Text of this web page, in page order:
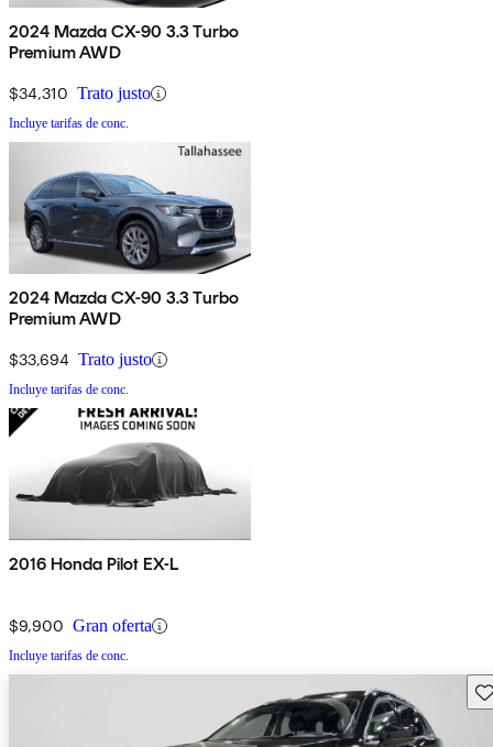
2024 Mazda CX-90 3.3 Turbo
Premium AWD
$34,310 Trato justo
Incluye tarifas de conc.
2024 Mazda CX-90 3.3 Turbo
Premium AWD
$33,694 Trato justo
Incluye tarifas de conc.
2016 Honda Pilot EX-L
$9,900 Gran oferta
Incluye tarifas de conc.